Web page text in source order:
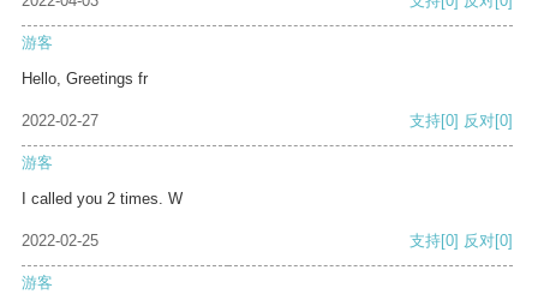
游客
Hello, Greetings fr
2022-02-27 支持[0] 反对[0]
游客
I called you 2 times. W
2022-02-25 支持[0] 反对[0]
游客